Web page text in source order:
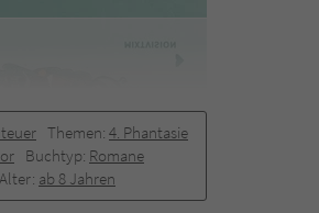
Themen: 4. Phantasie
Buchtyp: Romane
Alter: ab 8 Jahren